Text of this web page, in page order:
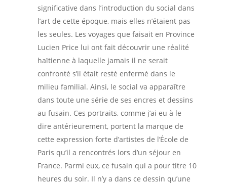
significative dans l’introduction du social dans
l’art de cette époque, mais elles n’étaient pas
les seules. Les voyages que faisait en Province
Lucien Price lui ont fait découvrir une réalité
haïtienne à laquelle jamais il ne serait
confronté s’il était resté enfermé dans le
milieu familial. Ainsi, le social va apparaître
dans toute une série de ses encres et dessins
au fusain. Ces portraits, comme j’ai eu à le
dire antérieurement, portent la marque de
cette expression forte d’artistes de l’École de
Paris qu’il a rencontrés lors d’un séjour en
France. Parmi eux, ce fusain qui a pour titre 10
heures du soir. Il n’y a dans ce dessin qu’une